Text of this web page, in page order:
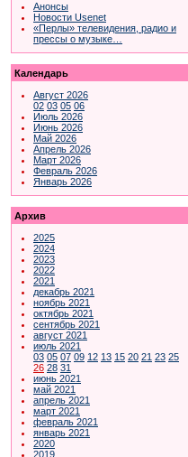
Анонсы
Новости Usenet
«Перлы» телевидения, радио и
прессы о музыке…
Календарь
Август 2026
02 03 05 06
Июль 2026
Июнь 2026
Май 2026
Апрель 2026
Март 2026
Февраль 2026
Январь 2026
Архив
2025
2024
2023
2022
2021
декабрь 2021
ноябрь 2021
октябрь 2021
сентябрь 2021
август 2021
июль 2021
03 05 07 09 12 13 15 20 21 23 25
26 28 31
июнь 2021
май 2021
апрель 2021
март 2021
февраль 2021
январь 2021
2020
2019